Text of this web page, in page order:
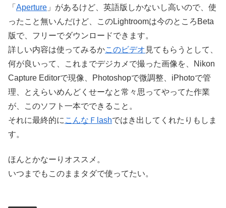
「 Aperture 」があるけど、英語版しかないし高いので、使
ったこと無いんだけど、このLightroomは今のところBeta
版で、フリーでダウンロードできます。
詳しい内容は使ってみるかこのビデオ 見てもらうとして、
何が良いって、これまでデジカメで撮った画像を、Nikon
Capture Editorで現像、Photoshopで微調整、iPhotoで管
理、とえらいめんどくせーなと常々思ってやってた作業
が、このソフト一本でできること。
それに最終的に こんなＦlashではき出してくれたりもしま
す。
ほんとかなーりオススメ。
いつまでもこのままタダで使ってたい。